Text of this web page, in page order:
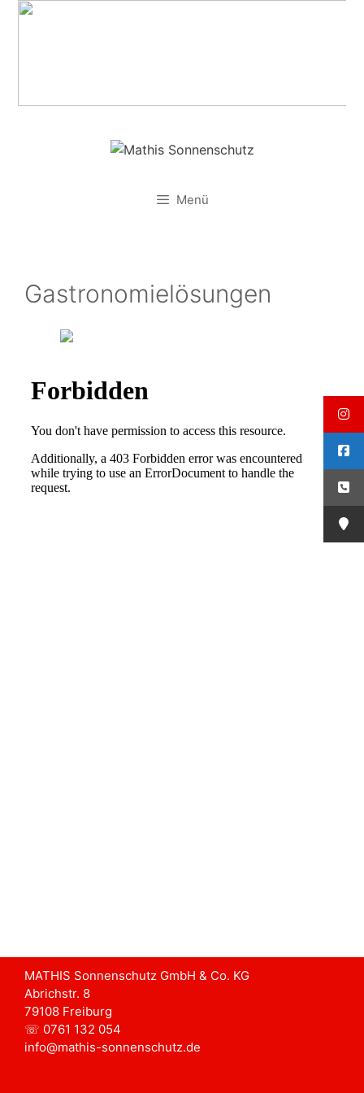
Zum
Menü
Gastronomielösungen
MATHIS Sonnenschutz GmbH & Co. KG
Abrichstr. 8
79108 Freiburg
☏ 0761 132 054
info@mathis-sonnenschutz.de